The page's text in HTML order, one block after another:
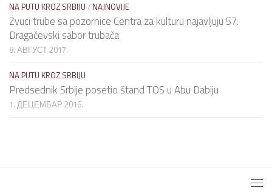
NA PUTU KROZ SRBIJU / NAJNOVIJE
Zvuci trube sa pozornice Centra za kulturu najavljuju 57.
Dragačevski sabor trubača
8. АВГУСТ 2017.
NA PUTU KROZ SRBIJU
Predsednik Srbije posetio štand TOS u Abu Dabiju
1. ДЕЦЕМБАР 2016.